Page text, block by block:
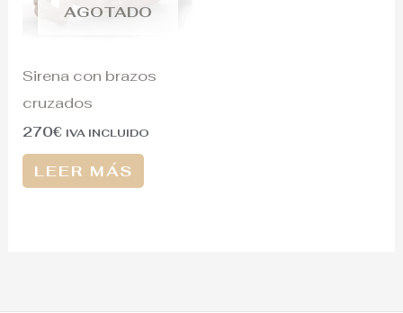
AGOTADO
Sirena con brazos
cruzados
270€ IVA INCLUIDO
LEER MÁS